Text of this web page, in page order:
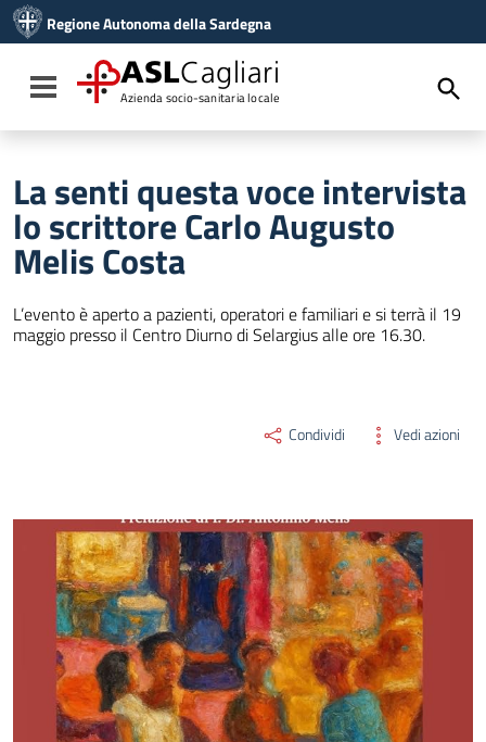
Vai al menu di navigazione
Vai al footer
Regione Autonoma della Sardegna
Toggle navigation
ASLCagliari
Azienda socio-sanitaria locale
La senti questa voce intervista
lo scrittore Carlo Augusto
Melis Costa
L’evento è aperto a pazienti, operatori e familiari e si terrà il 19
maggio presso il Centro Diurno di Selargius alle ore 16.30.
Condividi Vedi azioni